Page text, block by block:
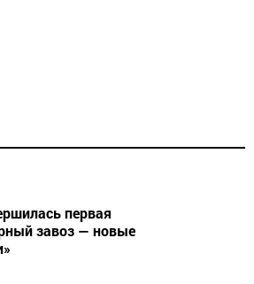
первая
завоз — новые